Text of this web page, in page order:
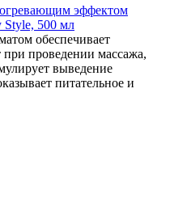
эффектом
Style, 500 мл
обеспечивает
проведении массажа,
выведение
питательное и